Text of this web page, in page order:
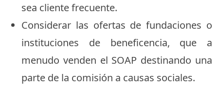
sea cliente frecuente.
Considerar las ofertas de fundaciones o
instituciones de beneficencia, que a
menudo venden el SOAP destinando una
parte de la comisión a causas sociales.